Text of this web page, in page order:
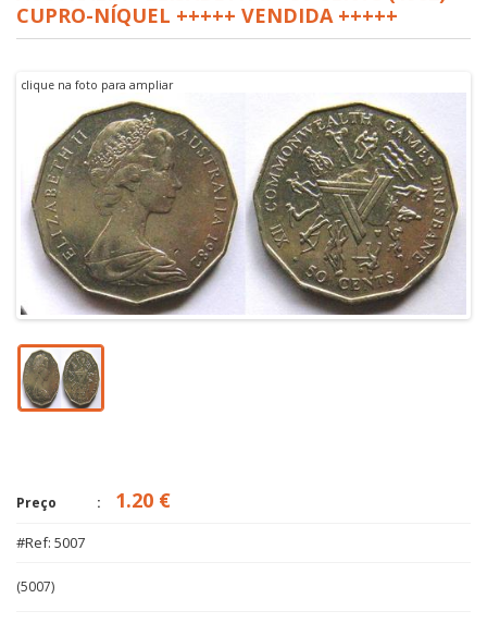
CUPRO-NÍQUEL +++++ VENDIDA +++++
clique na foto para ampliar
Preço 1.20 €
#Ref: 5007
(5007)